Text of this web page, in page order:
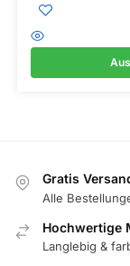
Gratis
Alle
Hochwertige
Langlebig &